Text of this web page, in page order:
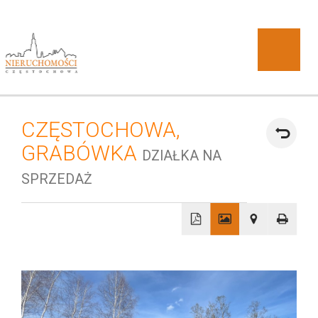
CZĘSTOCHOWA,
GRABÓWKA DZIAŁKA NA
SPRZEDAŻ
−